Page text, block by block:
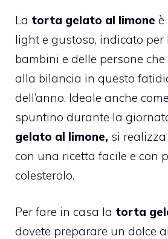
La torta gelato al limone è
light e gustoso, indicato per
bambini e delle persone
alla bilancia in questo
dell’anno. Ideale anche
spuntino durante la
gelato al limone, si
con una ricetta facile e con
colesterolo.
Per fare in casa la torta
dovete preparare un dolce